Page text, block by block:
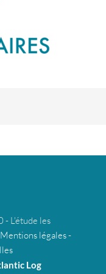
L'étude les
Mentions légales-
Log